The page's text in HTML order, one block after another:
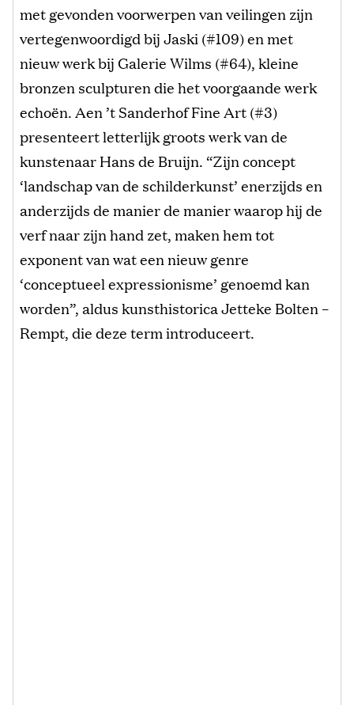
met gevonden voorwerpen van veilingen zijn
vertegenwoordigd bij Jaski (#109) en met
nieuw werk bij Galerie Wilms (#64), kleine
bronzen sculpturen die het voorgaande werk
echoën. Aen ’t Sanderhof Fine Art (#3)
presenteert letterlijk groots werk van de
kunstenaar Hans de Bruijn. “Zijn concept
‘landschap van de schilderkunst’ enerzijds en
anderzijds de manier de manier waarop hij de
verf naar zijn hand zet, maken hem tot
exponent van wat een nieuw genre
‘conceptueel expressionisme’ genoemd kan
worden”, aldus kunsthistorica Jetteke Bolten –
Rempt, die deze term introduceert.